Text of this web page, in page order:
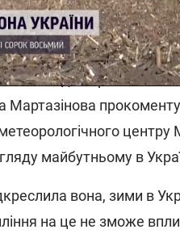
в Україні
раніше
погоди
Мартазінова
майбутньому в
вона, зими в
на це не зможе